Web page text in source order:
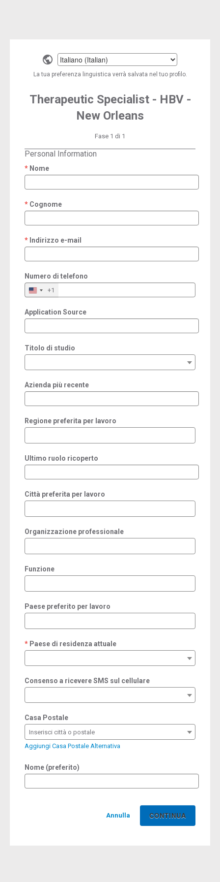
Select
a
language
La tua preferenza linguistica verrà salvata nel tuo profilo.
Therapeutic Specialist - HBV -
New Orleans
Fase 1 di 1
Personal Information
Nome
required
Cognome
required
Indirizzo e-mail
required
Numero di telefono
+1
Application Source
Titolo di studio
Azienda più recente
Regione preferita per lavoro
Ultimo ruolo ricoperto
Città preferita per lavoro
Organizzazione professionale
Funzione
Paese preferito per lavoro
Paese di residenza attuale
required
Consenso a ricevere SMS sul cellulare
Casa Postale
Inserisci città o postale
Aggiungi Casa Postale Alternativa
Nome (preferito)
Annulla